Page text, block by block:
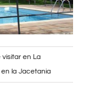
visitar en La
la Jacetania